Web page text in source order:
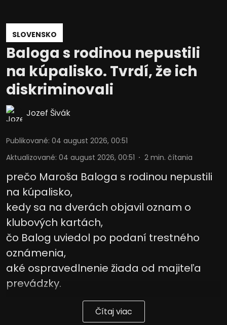
SLOVENSKO
Baloga s rodinou nepustili
na kúpalisko. Tvrdí, že ich
diskriminovali
Jozef Šivák
Publikované: 04 august 2026, 00:51
Aktualizované: 04 august 2026, 00:51 2 min. čítania
prečo Maroša Baloga s rodinou nepustili
na kúpalisko,
kedy sa na dverách objavil oznam o
klubových kartách,
čo Balog uviedol po podaní trestného
oznámenia,
aké ospravedlnenie žiada od majiteľa
prevádzky.
Čítaj viac